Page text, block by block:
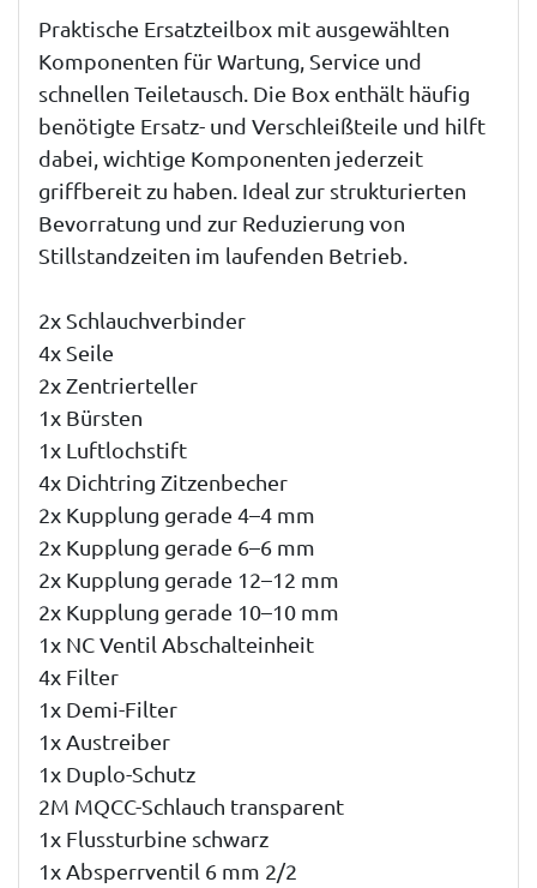
Praktische Ersatzteilbox mit ausgewählten
Komponenten für Wartung, Service und
schnellen Teiletausch. Die Box enthält häufig
benötigte Ersatz- und Verschleißteile und hilft
dabei, wichtige Komponenten jederzeit
griffbereit zu haben. Ideal zur strukturierten
Bevorratung und zur Reduzierung von
Stillstandzeiten im laufenden Betrieb.
2x Schlauchverbinder
4x Seile
2x Zentrierteller
1x Bürsten
1x Luftlochstift
4x Dichtring Zitzenbecher
2x Kupplung gerade 4–4 mm
2x Kupplung gerade 6–6 mm
2x Kupplung gerade 12–12 mm
2x Kupplung gerade 10–10 mm
1x NC Ventil Abschalteinheit
4x Filter
1x Demi-Filter
1x Austreiber
1x Duplo-Schutz
2M MQCC-Schlauch transparent
1x Flussturbine schwarz
1x Absperrventil 6 mm 2/2